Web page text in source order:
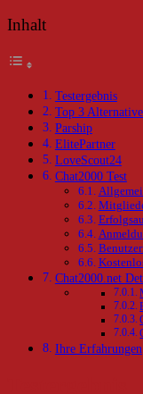
Inhalt
Testergebnis
Top 3
Parship
ElitePartner
LoveScout24
Chat2000 Test
Chat2000.net
Ihre Erfahrungen